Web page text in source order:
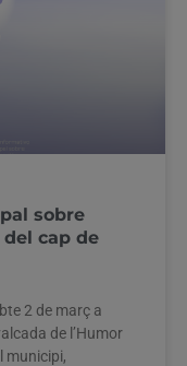
sobre
del cap de
2 de març a
de l’Humor
municipi,